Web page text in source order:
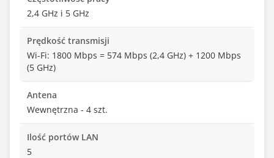
2,4 GHz i 5 GHz
Prędkość transmisji
Wi-Fi: 1800 Mbps = 574 Mbps (2,4 GHz) + 1200 Mbps
(5 GHz)
Antena
Wewnętrzna - 4 szt.
Ilość portów LAN
5